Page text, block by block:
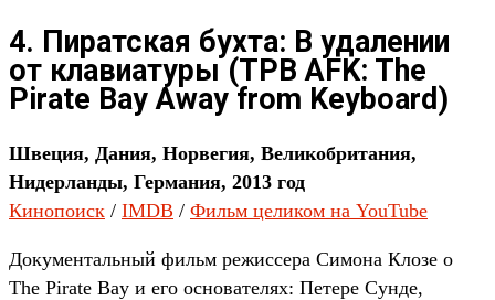
4. Пиратская бухта: В удалении
от клавиатуры (TPB AFK: The
Pirate Bay Away from Keyboard)
Швеция, Дания, Норвегия, Великобритания,
Нидерланды, Германия, 2013 год
Кинопоиск / IMDB / Фильм целиком на YouTube
Документальный фильм режиссера Симона Клозе о
The Pirate Bay и его основателях: Петере Сунде,